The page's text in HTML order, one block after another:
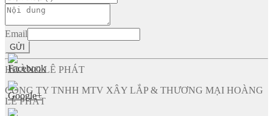
Email
GỬI
HOÀNG LÊ PHÁT
CÔNG TY TNHH MTV XÂY LẮP & THƯƠNG MẠI HOÀNG
LÊ PHÁT